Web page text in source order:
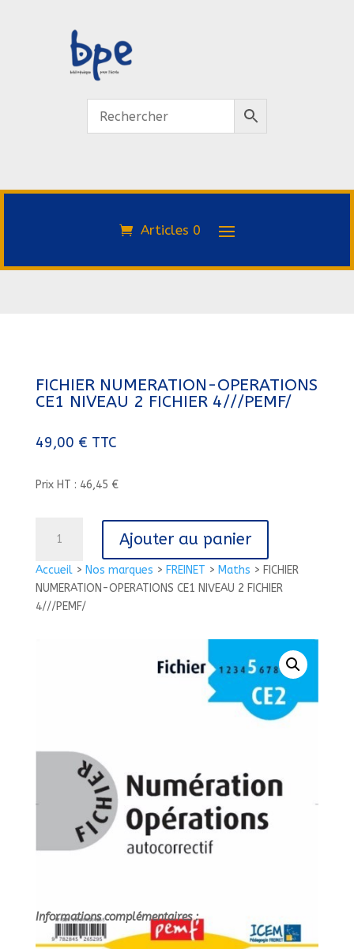
Articles 0
Accueil> Nos marques > FREINET > Maths > FICHIER
NUMERATION-OPERATIONS CE1 NIVEAU 2 FICHIER
4///PEMF/
FICHIER NUMERATION-OPERATIONS
CE1 NIVEAU 2 FICHIER 4///PEMF/
49,00 € TTC
Prix HT : 46,45 €
FICHIER
NUMERATION-
OPERATIONS
Ajouter au panier
Informations complémentaires :